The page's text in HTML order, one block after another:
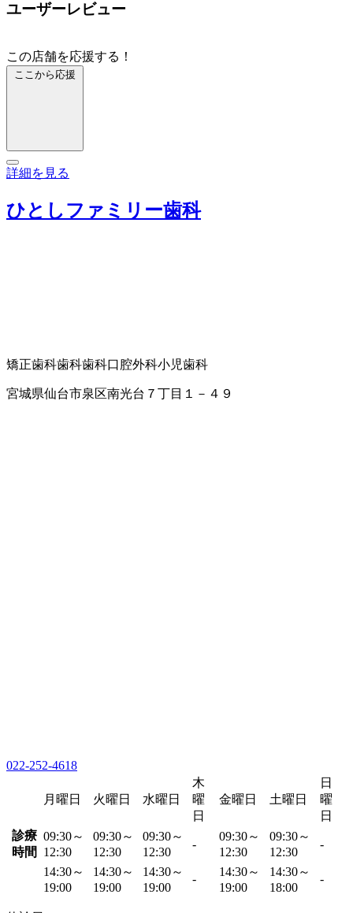
ユーザーレビュー
この店舗を応援する！
ここから応援
詳細を見る
ひとしファミリー歯科
矯正歯科歯科歯科口腔外科小児歯科
宮城県仙台市泉区南光台７丁目１－４９
022-252-4618
月曜日 火曜日 水曜日
木
曜
日
金曜日 土曜日
日
曜
日
診療
時間
09:30～
12:30
09:30～
12:30
09:30～
12:30
-
09:30～
12:30
09:30～
12:30
-
14:30～
19:00
14:30～
19:00
14:30～
19:00
-
14:30～
19:00
14:30～
18:00
-